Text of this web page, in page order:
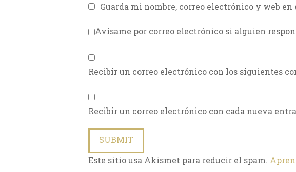
Guarda mi nombre, correo electrónico y web
Avísame por correo electrónico si alguien
Recibir un correo electrónico con los siguientes
Recibir un correo electrónico con cada nueva
Este sitio usa Akismet para reducir el spam.